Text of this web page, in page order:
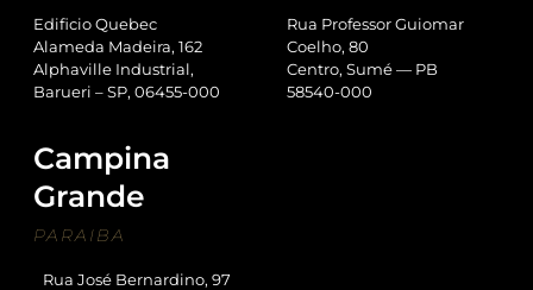
Edificio Quebec
Alameda Madeira, 162
Alphaville Industrial,
Barueri – SP, 06455-000
Rua Professor Guiomar
Coelho, 80
Centro, Sumé — PB
58540-000
Campina
Grande
PARAIBA
Rua José Bernardino, 97